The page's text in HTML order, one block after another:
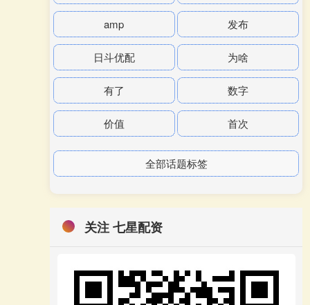
amp 发布
日斗优配 为啥
有了 数字
价值 首次
全部话题标签
关注 七星配资